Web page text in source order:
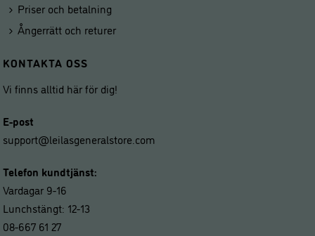
Priser och betalning
Ångerrätt och returer
KONTAKTA OSS
Vi finns alltid här för dig!
E-post
support@leilasgeneralstore.com
Telefon kundtjänst:
Vardagar 9-16
Lunchstängt: 12-13
08-667 61 27